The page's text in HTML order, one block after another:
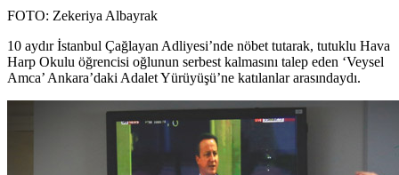
FOTO: Zekeriya Albayrak
10 aydır İstanbul Çağlayan Adliyesi’nde nöbet tutarak, tutuklu Hava
Harp Okulu öğrencisi oğlunun serbest kalmasını talep eden ‘Veysel
Amca’ Ankara’daki Adalet Yürüyüşü’ne katılanlar arasındaydı.